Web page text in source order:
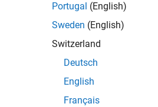
Portugal (English)
Sweden (English)
Switzerland
Deutsch
English
Français